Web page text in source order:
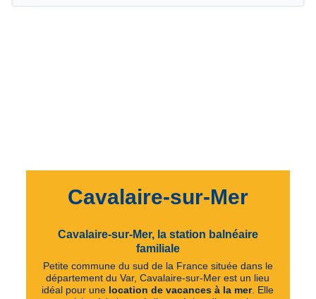
Cavalaire-sur-Mer
Cavalaire-sur-Mer, la station balnéaire
familiale
Petite commune du sud de la France située dans le
département du Var, Cavalaire-sur-Mer est un lieu
idéal pour une location de vacances à la mer. Elle